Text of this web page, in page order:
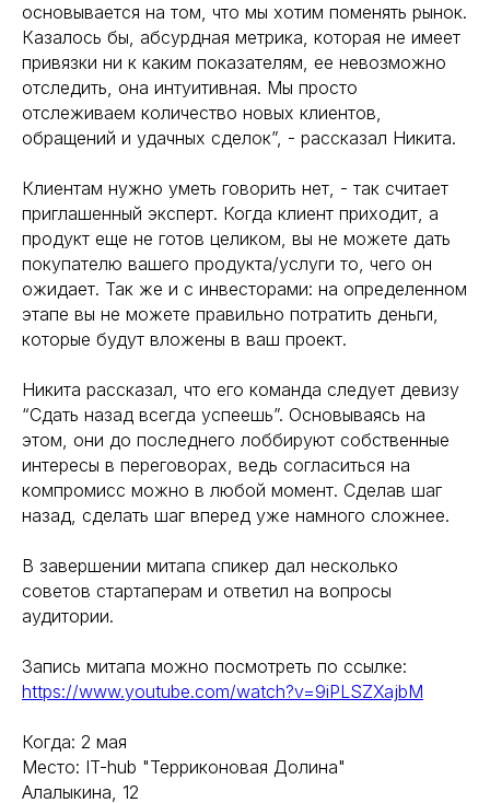
основывается на том, что мы хотим поменять рынок.
Казалось бы, абсурдная метрика, которая не имеет
привязки ни к каким показателям, ее невозможно
отследить, она интуитивная. Мы просто
отслеживаем количество новых клиентов,
обращений и удачных сделок”, - рассказал Никита.
Клиентам нужно уметь говорить нет, - так считает
приглашенный эксперт. Когда клиент приходит, а
продукт еще не готов целиком, вы не можете дать
покупателю вашего продукта/услуги то, чего он
ожидает. Так же и с инвесторами: на определенном
этапе вы не можете правильно потратить деньги,
которые будут вложены в ваш проект.
Никита рассказал, что его команда следует девизу
“Сдать назад всегда успеешь”. Основываясь на
этом, они до последнего лоббируют собственные
интересы в переговорах, ведь согласиться на
компромисс можно в любой момент. Сделав шаг
назад, сделать шаг вперед уже намного сложнее.
В завершении митапа спикер дал несколько
советов стартаперам и ответил на вопросы
аудитории.
Запись митапа можно посмотреть по ссылке:
https://www.youtube.com/watch?v=9iPLSZXajbM
Когда: 2 мая
Место: IT-hub "Терриконовая Долина"
Алалыкина, 12